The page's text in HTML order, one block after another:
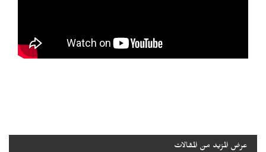
عرض المزيد من المقالات